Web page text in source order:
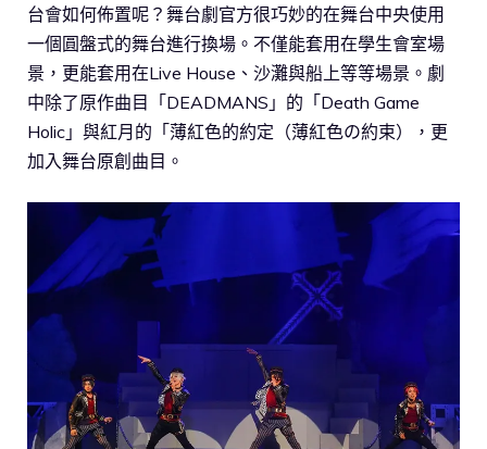
台會如何佈置呢？舞台劇官方很巧妙的在舞台中央使用
一個圓盤式的舞台進行換場。不僅能套用在學生會室場
景，更能套用在Live House、沙灘與船上等等場景。劇
中除了原作曲目「DEADMANS」的「Death Game
Holic」與紅月的「薄紅色的約定（薄紅色の約束），更
加入舞台原創曲目。